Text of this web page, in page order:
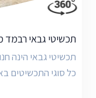
תכשיטי גבאי רבמד
תכשיטי גבאי הינה
כל סוגי התכשיטים